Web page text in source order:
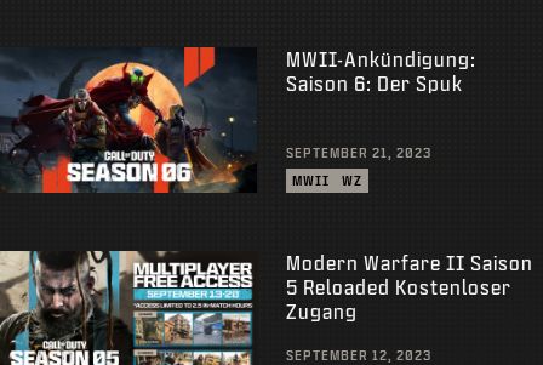
MWII-Ankündigung:
Saison 6: Der Spuk
SEPTEMBER 21, 2023
MWII
WZ
Modern Warfare II Saison
5 Reloaded Kostenloser
Zugang
SEPTEMBER 12, 2023